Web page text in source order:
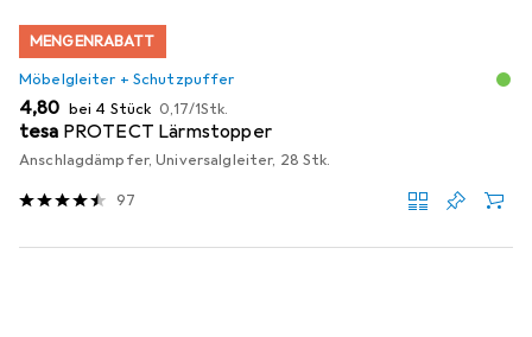
MENGENRABATT
Möbelgleiter + Schutzpuffer
EUR
4,80 bei 4 Stück EUR
0,17/1Stk.
tesa PROTECT Lärmstopper
Anschlagdämpfer, Universalgleiter, 28 Stk.
97